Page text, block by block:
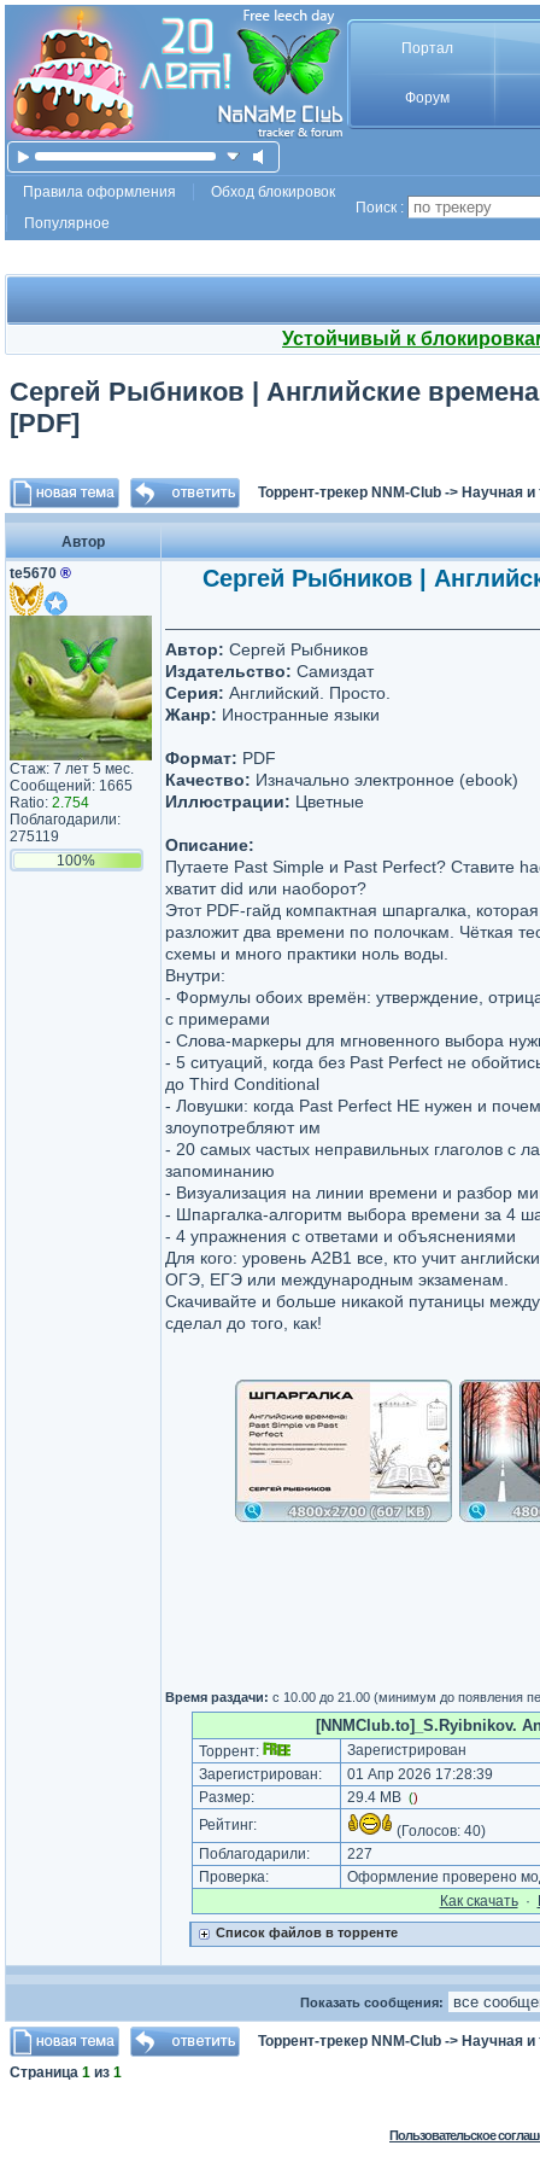
Портал
Форум
Правила оформления
Обход блокировок
Популярное
Поиск :
Устойчивый к
Сергей Рыбников | Английские
[PDF]
Торрент-трекер NNM-Club -> Научная и
Автор
te5670 ®
Стаж: 7 лет 5 мес.
Сообщений: 1665
Ratio: 2.754
Поблагодарили:
275119
100%
Сергей Рыбников |
Автор: Сергей Рыбников
Издательство: Самиздат
Серия: Английский. Просто.
Жанр: Иностранные языки
Формат: PDF
Качество: Изначально электронное (ebook)
Иллюстрации: Цветные
Описание:
Путаете Past Simple и Past Perfect? Ставите
хватит did или наоборот?
Этот PDF-гайд компактная шпаргалка,
разложит два времени по полочкам. Чёткая
схемы и много практики ноль воды.
Внутри:
- Формулы обоих времён: утверждение,
с примерами
- Слова-маркеры для мгновенного выбора
- 5 ситуаций, когда без Past Perfect не
до Third Conditional
- Ловушки: когда Past Perfect НЕ нужен и
злоупотребляют им
- 20 самых частых неправильных глаголов с
запоминанию
- Визуализация на линии времени и разбор
- Шпаргалка-алгоритм выбора времени за 4
- 4 упражнения с ответами и объяснениями
Для кого: уровень A2B1 все, кто учит
ОГЭ, ЕГЭ или международным экзаменам.
Скачивайте и больше никакой путаницы
сделал до того, как!
Время раздачи: с 10.00 до 21.00 (минимум до появления
[NNMClub.to]_S.Ryibnikov.
Торрент:
Зарегистрирован
Зарегистрирован:
01 Апр 2026 17:28:39
Размер:
29.4 MB ()
Рейтинг: (Голосов: 40)
Поблагодарили:
227
Проверка:
Оформление проверено
Как cкачать·
Список файлов в торренте
Показать сообщения:
Торрент-трекер NNM-Club -> Научная и
Страница 1 из 1
Пользовательское